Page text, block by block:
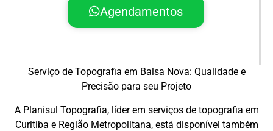
Agendamentos
Serviço de Topografia em Balsa Nova: Qualidade e
Precisão para seu Projeto
A Planisul Topografia, líder em serviços de topografia em
Curitiba e Região Metropolitana, está disponível também